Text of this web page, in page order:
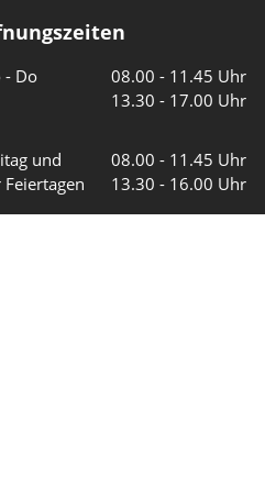
- Do
08.00 - 11.45 Uhr
13.30 - 17.00 Uhr
und
08.00 - 11.45 Uhr
13.30 - 16.00 Uhr